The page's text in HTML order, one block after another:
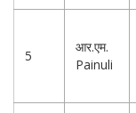
5
आर.एम.
Painuli